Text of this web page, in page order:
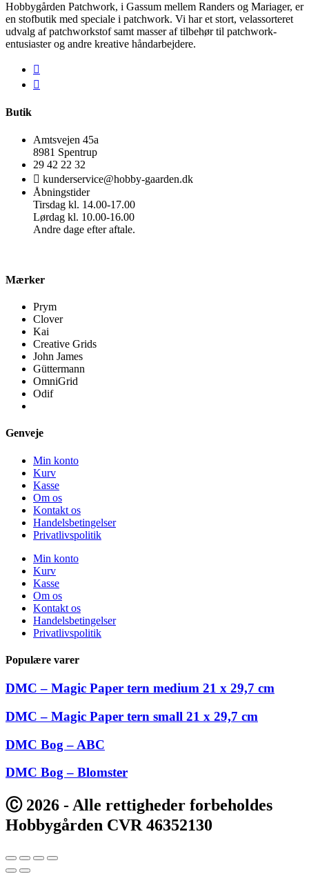
Hobbygården Patchwork, i Gassum mellem Randers og Mariager, er
en stofbutik med speciale i patchwork. Vi har et stort, velassorteret
udvalg af patchworkstof samt masser af tilbehør til patchwork-
entusiaster og andre kreative håndarbejdere.
Butik
Amtsvejen 45a
8981 Spentrup
29 42 22 32
kunderservice@hobby-gaarden.dk
Åbningstider
Tirsdag kl. 14.00-17.00
Lørdag kl. 10.00-16.00
Andre dage efter aftale.
Mærker
Prym
Clover
Kai
Creative Grids
John James
Güttermann
OmniGrid
Odif
Genveje
Min konto
Kurv
Kasse
Om os
Kontakt os
Handelsbetingelser
Privatlivspolitik
Min konto
Kurv
Kasse
Om os
Kontakt os
Handelsbetingelser
Privatlivspolitik
Populære varer
DMC – Magic Paper tern medium 21 x 29,7 cm
DMC – Magic Paper tern small 21 x 29,7 cm
DMC Bog – ABC
DMC Bog – Blomster
Ⓒ 2026 - Alle rettigheder forbeholdes
Hobbygården CVR 46352130